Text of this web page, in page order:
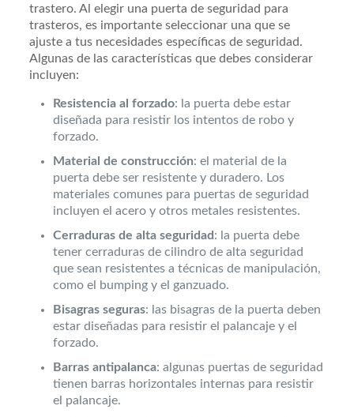
trastero. Al elegir una puerta de seguridad para
trasteros, es importante seleccionar una que se
ajuste a tus necesidades específicas de seguridad.
Algunas de las características que debes considerar
incluyen:
Resistencia al forzado: la puerta debe estar
diseñada para resistir los intentos de robo y
forzado.
Material de construcción: el material de la
puerta debe ser resistente y duradero. Los
materiales comunes para puertas de seguridad
incluyen el acero y otros metales resistentes.
Cerraduras de alta seguridad : la puerta debe
tener cerraduras de cilindro de alta seguridad
que sean resistentes a técnicas de manipulación,
como el bumping y el ganzuado.
Bisagras seguras: las bisagras de la puerta deben
estar diseñadas para resistir el palancaje y el
forzado.
Barras antipalanca: algunas puertas de seguridad
tienen barras horizontales internas para resistir
el palancaje.